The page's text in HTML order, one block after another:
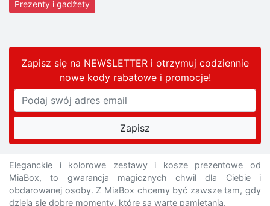
Prezenty i gadżety
Zapisz się na NEWSLETTER i otrzymuj codziennie
nowe kody rabatowei promocje!
Eleganckie i kolorowe zestawy i kosze prezentowe od
MiaBox, to gwarancja magicznych chwil dla Ciebie i
obdarowanej osoby. Z MiaBox chcemy być zawsze tam, gdy
dzieją się dobre momenty, które są warte pamiętania.